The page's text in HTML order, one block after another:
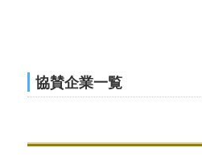
高知龍馬マラソン2027レースプ
2026年6月1日
協賛企業一覧